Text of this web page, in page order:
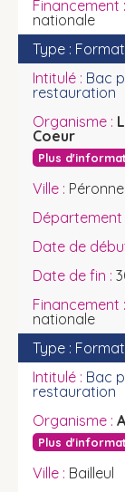
nationale
Bac
restauration
Coeur
Plus
Péronne
nationale
Bac
restauration
Plus
Bailleul